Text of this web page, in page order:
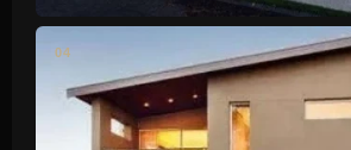
GARAGEM C/ PORTÃO
Piso polido brilhante
04